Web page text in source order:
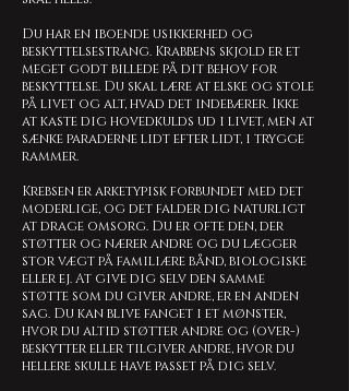
Du har en iboende usikkerhed og
beskyttelsestrang. Krabbens skjold er et
meget godt billede på dit behov for
beskyttelse. Du skal lære at elske og stole
på livet og alt, hvad det indebærer. Ikke
at kaste dig hovedkulds ud i livet, men at
sænke paraderne lidt efter lidt, i trygge
rammer.
Krebsen er arketypisk forbundet med det
moderlige, og det falder dig naturligt
at drage omsorg. Du er ofte den, der
støtter og nærer andre og du lægger
stor vægt på familiære bånd, biologiske
eller ej. At give dig selv den samme
støtte som du giver andre, er en anden
sag. Du kan blive fanget i et mønster,
hvor du altid støtter andre og (over-)
beskytter eller tilgiver andre, hvor du
hellere skulle have passet på dig selv.